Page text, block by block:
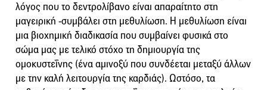
λόγος που το δεντρολίβανο είναι απαραίτητο στη
μαγειρική -συμβάλει στη μεθυλίωση. Η μεθυλίωση είναι
μια βιοχημική διαδικασία που συμβαίνει φυσικά στο
σώμα μας με τελικό στόχο τη δημιουργία της
ομοκυστεΐνης (ένα αμινοξύ που συνδέεται μεταξύ άλλων
με την καλή λειτουργία της καρδιάς). Ωστόσο, τα